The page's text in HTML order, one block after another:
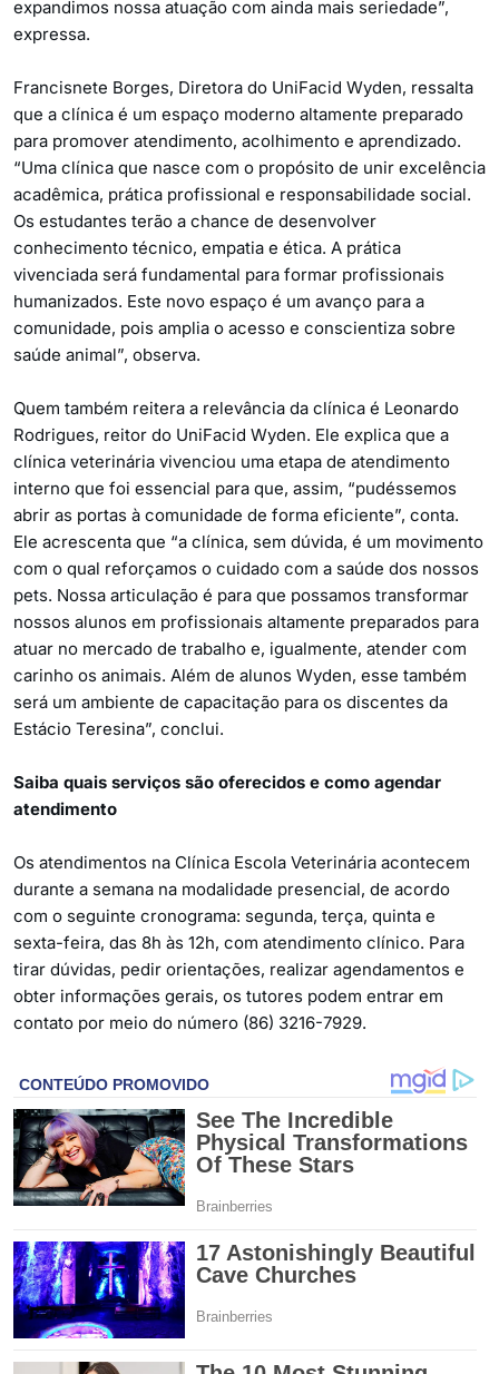
expandimos nossa atuação com ainda mais seriedade”,
expressa.
Francisnete Borges, Diretora do UniFacid Wyden, ressalta
que a clínica é um espaço moderno altamente preparado
para promover atendimento, acolhimento e aprendizado.
“Uma clínica que nasce com o propósito de unir excelência
acadêmica, prática profissional e responsabilidade social.
Os estudantes terão a chance de desenvolver
conhecimento técnico, empatia e ética. A prática
vivenciada será fundamental para formar profissionais
humanizados. Este novo espaço é um avanço para a
comunidade, pois amplia o acesso e conscientiza sobre
saúde animal”, observa.
Quem também reitera a relevância da clínica é Leonardo
Rodrigues, reitor do UniFacid Wyden. Ele explica que a
clínica veterinária vivenciou uma etapa de atendimento
interno que foi essencial para que, assim, “pudéssemos
abrir as portas à comunidade de forma eficiente”, conta.
Ele acrescenta que “a clínica, sem dúvida, é um movimento
com o qual reforçamos o cuidado com a saúde dos nossos
pets. Nossa articulação é para que possamos transformar
nossos alunos em profissionais altamente preparados para
atuar no mercado de trabalho e, igualmente, atender com
carinho os animais. Além de alunos Wyden, esse também
será um ambiente de capacitação para os discentes da
Estácio Teresina”, conclui.
Saiba quais serviços são oferecidos e como agendar
atendimento
Os atendimentos na Clínica Escola Veterinária acontecem
durante a semana na modalidade presencial, de acordo
com o seguinte cronograma: segunda, terça, quinta e
sexta-feira, das 8h às 12h, com atendimento clínico. Para
tirar dúvidas, pedir orientações, realizar agendamentos e
obter informações gerais, os tutores podem entrar em
contato por meio do número (86) 3216-7929.